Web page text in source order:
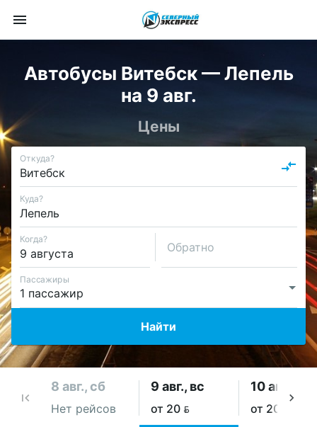
Автобусы Витебск — Лепель
на 9 авг.
Цены
Откуда?
Куда?
Когда?
Обратно
Пассажиры
Найти
8 авг., сб
Нет рейсов
9 авг., вс
от 20 
10 авг., пн
от 20 